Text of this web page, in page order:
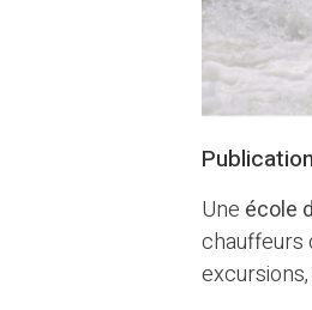
Une école
chauffeurs